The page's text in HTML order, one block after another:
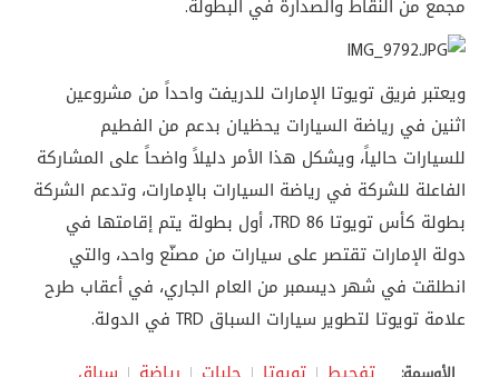
مجمع من النقاط والصدارة في البطولة.
ويعتبر فريق تويوتا الإمارات للدريفت واحداً من مشروعين
اثنين في رياضة السيارات يحظيان بدعم من الفطيم
للسيارات حالياً، ويشكل هذا الأمر دليلاً واضحاً على المشاركة
الفاعلة للشركة في رياضة السيارات بالإمارات، وتدعم الشركة
بطولة كأس تويوتا TRD 86، أول بطولة يتم إقامتها في
دولة الإمارات تقتصر على سيارات من مصنّع واحد، والتي
انطلقت في شهر ديسمبر من العام الجاري، في أعقاب طرح
علامة تويوتا لتطوير سيارات السباق TRD في الدولة.